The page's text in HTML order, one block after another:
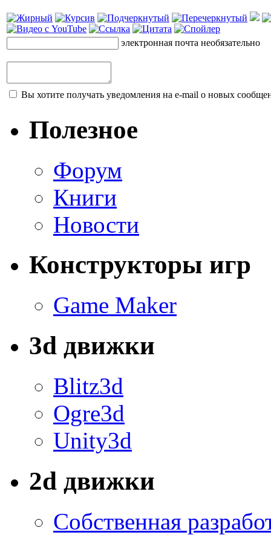
электронная почта необязательно
Вы хотите получать уведомления на e-mail о новых
Полезное
Форум
Книги
Новости
Конструкторы игр
Game Maker
3d движки
Blitz3d
Ogre3d
Unity3d
2d движки
Собственная